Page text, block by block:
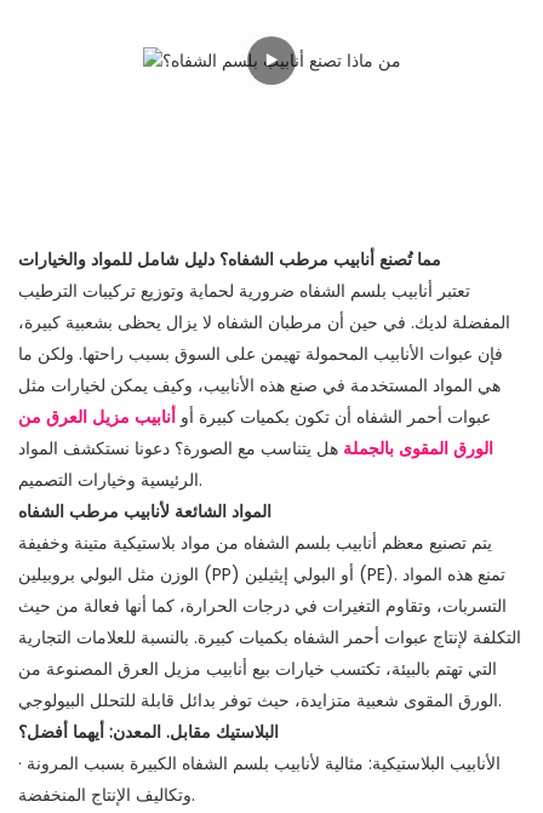
مما تُصنع أنابيب مرطب الشفاه؟ دليل شامل للمواد والخيارات
تعتبر أنابيب بلسم الشفاه ضرورية لحماية وتوزيع تركيبات الترطيب
المفضلة لديك. في حين أن مرطبان الشفاه لا يزال يحظى بشعبية كبيرة،
فإن عبوات الأنابيب المحمولة تهيمن على السوق بسبب راحتها. ولكن ما
هي المواد المستخدمة في صنع هذه الأنابيب، وكيف يمكن لخيارات مثل
عبوات أحمر الشفاه أن تكون بكميات كبيرة أو أنابيب مزيل العرق من
الورق المقوى بالجملة هل يتناسب مع الصورة؟ دعونا نستكشف المواد
الرئيسية وخيارات التصميم.
المواد الشائعة لأنابيب مرطب الشفاه
يتم تصنيع معظم أنابيب بلسم الشفاه من مواد بلاستيكية متينة وخفيفة
الوزن مثل البولي بروبيلين (PP) أو البولي إيثيلين (PE). تمنع هذه المواد
التسربات، وتقاوم التغيرات في درجات الحرارة، كما أنها فعالة من حيث
التكلفة لإنتاج عبوات أحمر الشفاه بكميات كبيرة. بالنسبة للعلامات التجارية
التي تهتم بالبيئة، تكتسب خيارات بيع أنابيب مزيل العرق المصنوعة من
الورق المقوى شعبية متزايدة، حيث توفر بدائل قابلة للتحلل البيولوجي.
البلاستيك مقابل. المعدن: أيهما أفضل؟
· الأنابيب البلاستيكية: مثالية لأنابيب بلسم الشفاه الكبيرة بسبب المرونة
وتكاليف الإنتاج المنخفضة.